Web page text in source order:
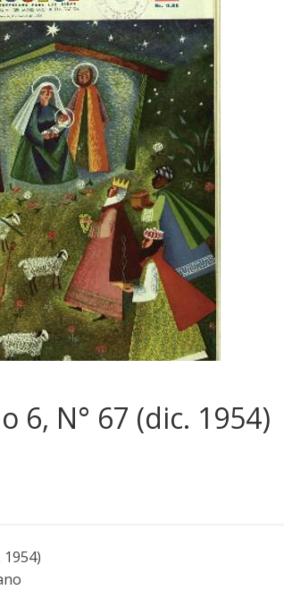
6, N° 67 (dic. 1954)